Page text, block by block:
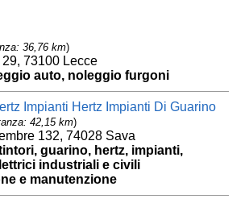
36,76 km)
73100 Lecce
auto, noleggio furgoni
Impianti Hertz Impianti Di Guarino
42,15 km)
132, 74028 Sava
guarino, hertz, impianti,
industriali e civili
e manutenzione